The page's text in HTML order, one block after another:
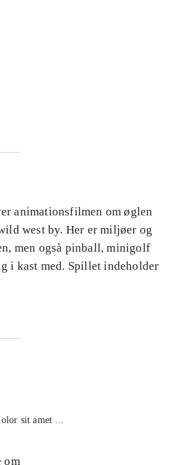
animationsfilmen om øglen
west by. Her er miljøer og
men også pinball, minigolf
i kast med. Spillet indeholder
sit amet ...
om